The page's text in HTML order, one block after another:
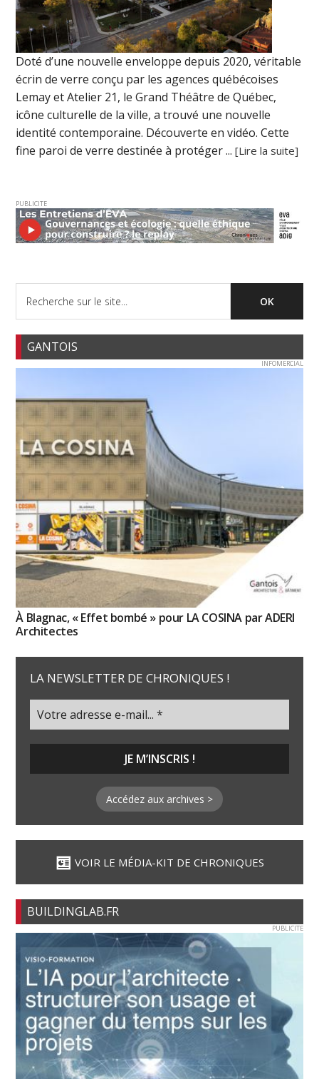
Doté d’une nouvelle enveloppe depuis 2020, véritable
écrin de verre conçu par les agences québécoises
Lemay et Atelier 21, le Grand Théâtre de Québec,
icône culturelle de la ville, a trouvé une nouvelle
identité contemporaine. Découverte en vidéo. Cette
fine paroi de verre destinée à protéger ...[Lire la suite]
PUBLICITE
GANTOIS
INFOMERCIAL
À Blagnac, « Effet bombé » pour LA COSINA par ADERI
Architectes
LA NEWSLETTER DE CHRONIQUES !
Accédez aux archives >
VOIR LE MÉDIA-KIT DE CHRONIQUES
BUILDINGLAB.FR
PUBLICITE